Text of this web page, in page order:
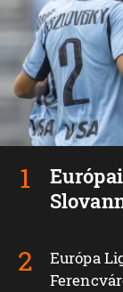
Európa